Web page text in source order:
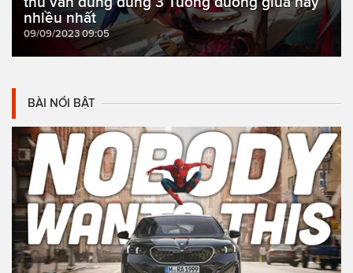
nhiều nhất
09/09/2023 09:05
BÀI NỔI BẬT